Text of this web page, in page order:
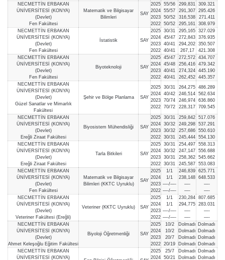
NECMETTİN ERBAKAN
ÜNİVERSİTESİ (KONYA)
(Devlet)
Fen Fakültesi
Matematik ve Bilgisayar
Bilimleri
SAY
2025
2024
2023
2022
55/56
55/57
50/52
50/52
299,831
291,307
316,538
295,161
309.321
295.426
271.411
308.979
NECMETTİN ERBAKAN
ÜNİVERSİTESİ (KONYA)
(Devlet)
Fen Fakültesi
İstatistik SAY
2025
2024
2023
2022
30/31
45/47
40/41
40/41
295,165
272,843
294,202
267,17
327.029
376.935
350.507
421.308
NECMETTİN ERBAKAN
ÜNİVERSİTESİ (KONYA)
(Devlet)
Fen Fakültesi
Biyoteknoloji SAY
2025
2024
2023
2022
45/47
45/48
40/41
40/41
272,572
256,416
274,324
262,452
434.707
479.342
445.190
445.357
NECMETTİN ERBAKAN
ÜNİVERSİTESİ (KONYA)
(Devlet)
Güzel Sanatlar ve Mimarlık
Fakültesi
Şehir ve Bölge Planlama SAY
2025
2024
2023
2022
30/31
40/42
70/74
70/72
264,275
246,514
246,974
228,317
486.289
562.634
636.860
709.545
NECMETTİN ERBAKAN
ÜNİVERSİTESİ (KONYA)
(Devlet)
Ereğli Ziraat Fakültesi
Biyosistem Mühendisliği SAY
2025
2024
2023
2022
30/31
30/32
30/32
30/31
259,842
249,298
257,686
245,444
517.076
537.291
550.610
554.130
NECMETTİN ERBAKAN
ÜNİVERSİTESİ (KONYA)
(Devlet)
Ereğli Ziraat Fakültesi
Tarla Bitkileri SAY
2025
2024
2023
2022
30/31
30/32
30/31
30/31
254,497
247,147
258,362
245,587
558.313
556.688
545.662
553.083
NECMETTİN ERBAKAN
ÜNİVERSİTESİ (KONYA)
(Devlet)
Fen Fakültesi
Matematik ve Bilgisayar
Bilimleri (KKTC Uyruklu)
SAY
2025
2024
2023
2022
1/1
1/1
—-/—-
—-/—-
246,839
238,148
—-
—-
625.771
648.533
—-
—-
NECMETTİN ERBAKAN
ÜNİVERSİTESİ (KONYA)
(Devlet)
Veteriner Fakültesi (Ereğli)
Veteriner (KKTC Uyruklu) SAY
2025
2024
2023
2022
1/1
1/1
—-/—-
—-/—-
230,284
294,775
—-
—-
807.685
283.031
—-
—-
NECMETTİN ERBAKAN
ÜNİVERSİTESİ (KONYA)
(Devlet)
Ahmet Keleşoğlu Eğitim Fakültesi
Biyoloji Öğretmenliği SAY
2025
2024
2023
2022
10/2
10/2
20/7
20/19
Dolmadı
Dolmadı
Dolmadı
Dolmadı
Dolmadı
Dolmadı
Dolmadı
Dolmadı
NECMETTİN ERBAKAN
ÜNİVERSİTESİ (KONYA)
2025
2024
25/7
50/21
Dolmadı
Dolmadı
Dolmadı
Dolmadı